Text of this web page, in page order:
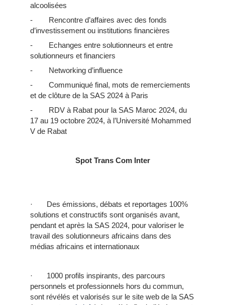
alcoolisées
- Rencontre d’affaires avec des fonds
d’investissement ou institutions financières
- Echanges entre solutionneurs et entre
solutionneurs et financiers
- Networking d’influence
- Communiqué final, mots de remerciements
et de clôture de la SAS 2024 à Paris
- RDV à Rabat pour la SAS Maroc 2024, du
17 au 19 octobre 2024, à l’Université Mohammed
V de Rabat
Spot Trans Com Inter
· Des émissions, débats et reportages 100%
solutions et constructifs sont organisés avant,
pendant et après la SAS 2024, pour valoriser le
travail des solutionneurs africains dans des
médias africains et internationaux
· 1000 profils inspirants, des parcours
personnels et professionnels hors du commun,
sont révélés et valorisés sur le site web de la SAS